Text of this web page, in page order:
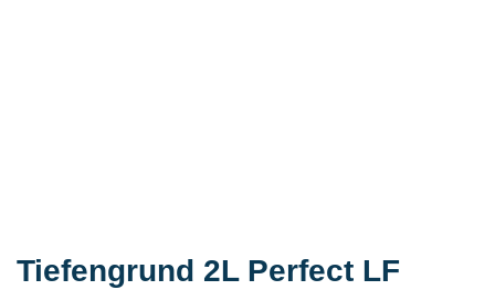
Tiefengrund 2L Perfect LF